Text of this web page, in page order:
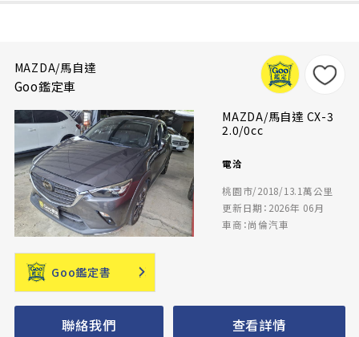
MAZDA/馬自達
Goo鑑定車
MAZDA/馬自達 CX-3
2.0/0cc
電洽
桃園市/2018/13.1萬公里
更新日期：2026年 06月
車商：尚倫汽車
Goo鑑定書
聯絡我們 查看詳情